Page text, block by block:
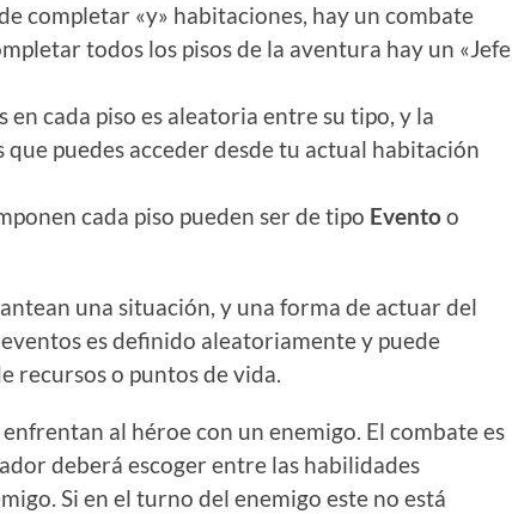
completar «y» habitaciones, hay un combate
todos los pisos de la aventura hay un «Jefe
en cada piso es aleatoria entre su tipo, y la
puedes acceder desde tu actual habitación
cada piso pueden ser de tipo Eventoo
una situación, y una forma de actuar del
es definido aleatoriamente y puede
recursos o puntos de vida.
al héroe con un enemigo. El combate es
deberá escoger entre las habilidades
Si en el turno del enemigo este no está